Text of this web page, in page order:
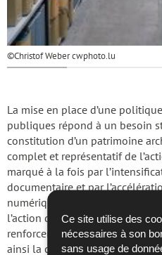
Ce site utilise des
nécessaires à son
sans usage de
©Christof Weber cwphoto.lu
La mise en place d’une
publiques répond à un besoin
constitution d’un patrimoine
complet et représentatif de
marqué à la fois par
documentaire et par
numérique de l’État, une telle
l’action des Archives
renforcer la qualité des fonds
ainsi la complémentarité des